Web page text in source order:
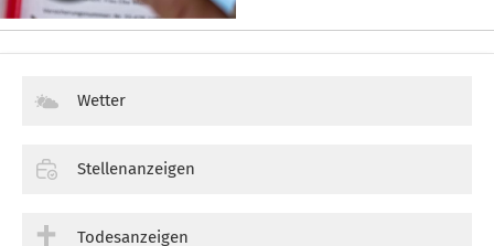
Wetter
Stellenanzeigen
Todesanzeigen